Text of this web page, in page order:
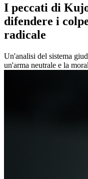
I peccati di
difendere i
radicale
Un'analisi del sistema
un'arma neutrale e la